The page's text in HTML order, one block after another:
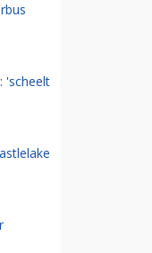
'scheelt